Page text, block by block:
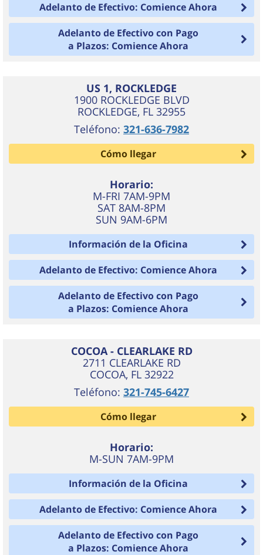
Adelanto de Efectivo: Comience Ahora
Adelanto de Efectivo con Pago
a Plazos: Comience Ahora
US 1, ROCKLEDGE
1900 ROCKLEDGE BLVD
ROCKLEDGE, FL 32955
Teléfono: 321-636-7982
Cómo llegar
Horario:
M-FRI 7AM-9PM
SAT 8AM-8PM
SUN 9AM-6PM
Información de la Oficina
Adelanto de Efectivo: Comience Ahora
Adelanto de Efectivo con Pago
a Plazos: Comience Ahora
COCOA - CLEARLAKE RD
2711 CLEARLAKE RD
COCOA, FL 32922
Teléfono: 321-745-6427
Cómo llegar
Horario:
M-SUN 7AM-9PM
Información de la Oficina
Adelanto de Efectivo: Comience Ahora
Adelanto de Efectivo con Pago
a Plazos: Comience Ahora